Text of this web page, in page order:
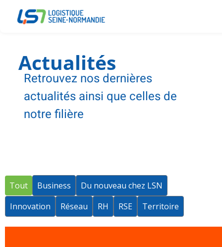
Actualités
Retrouvez nos dernières
actualités ainsi que celles de
notre filière
Business
Du nouveau chez LSN
Innovation
Réseau RH RSE Territoire
Tout